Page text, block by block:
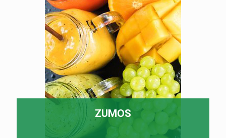
ZUMOS